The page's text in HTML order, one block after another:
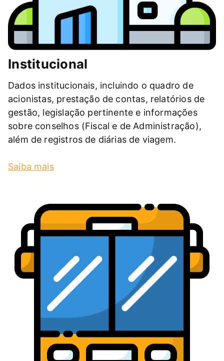
Institucional
Dados institucionais, incluindo o quadro de
acionistas, prestação de contas, relatórios de
gestão, legislação pertinente e informações
sobre conselhos (Fiscal e de Administração),
além de registros de diárias de viagem.
Saiba mais